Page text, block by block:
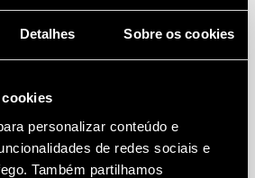
Detalhes Sobre os cookies
personalizar conteúdo e
de redes sociais e
Também partilhamos